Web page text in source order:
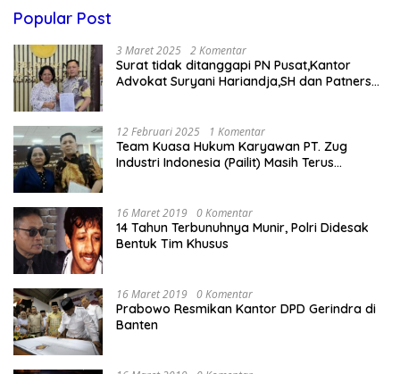
Popular Post
3 Maret 2025 2 Komentar
Surat tidak ditanggapi PN Pusat,Kantor
Advokat Suryani Hariandja,SH dan Patners
12 Februari 2025 1 Komentar
Team Kuasa Hukum Karyawan PT. Zug
Industri Indonesia (Pailit) Masih Terus
16 Maret 2019 0 Komentar
14 Tahun Terbunuhnya Munir, Polri Didesak
Bentuk Tim Khusus
16 Maret 2019 0 Komentar
Prabowo Resmikan Kantor DPD Gerindra di
Banten